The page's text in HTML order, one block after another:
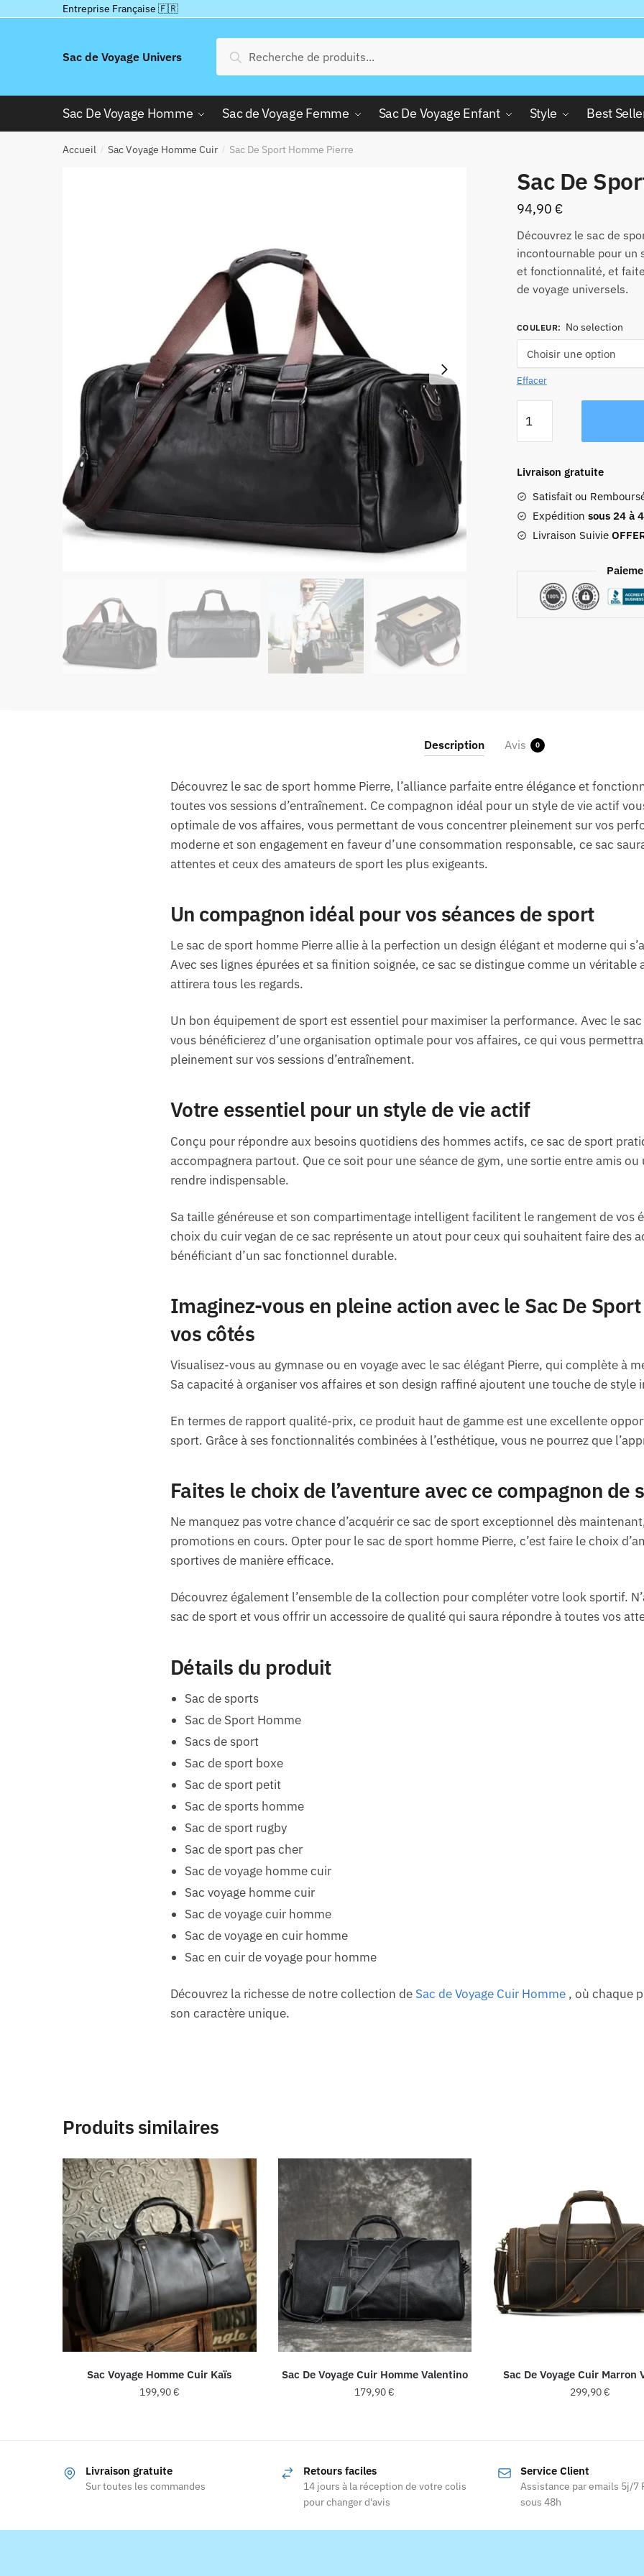
Entreprise Française 🇫🇷
Sac de Voyage Univers
pour :
Recherche
Sac De Voyage Homme Sac de Voyage Femme Sac De Voyage Enfant Style Best
Accueil / Sac Voyage Homme Cuir / Sac De Sport Homme Pierre
Sac De
94,90 €
Découvrez le sac de
incontournable pour un
et fonctionnalité, et
de voyage universels.
COULEUR: No selection
Effacer
de
Sac
Sport
Homme
Pierre
Livraison gratuite
Satisfait ou
Expédition sous 24 à
Livraison Suivie
Description Avis 0
Découvrez le sac de sport homme Pierre, l’alliance parfaite entre élégance et
toutes vos sessions d’entraînement. Ce compagnon idéal pour un style de vie actif
optimale de vos affaires, vous permettant de vous concentrer pleinement sur vos
moderne et son engagement en faveur d’une consommation responsable, ce sac
attentes et ceux des amateurs de sport les plus exigeants.
Un compagnon idéal pour vos séances de sport
Le sac de sport homme Pierre allie à la perfection un design élégant et moderne qui
Avec ses lignes épurées et sa finition soignée, ce sac se distingue comme un véritable
attirera tous les regards.
Un bon équipement de sport est essentiel pour maximiser la performance. Avec le
vous bénéficierez d’une organisation optimale pour vos affaires, ce qui vous
pleinement sur vos sessions d’entraînement.
Votre essentiel pour un style de vie actif
Conçu pour répondre aux besoins quotidiens des hommes actifs, ce sac de sport
accompagnera partout. Que ce soit pour une séance de gym, une sortie entre amis ou
rendre indispensable.
Sa taille généreuse et son compartimentage intelligent facilitent le rangement de vos
choix du cuir vegan de ce sac représente un atout pour ceux qui souhaitent faire des
bénéficiant d’un sac fonctionnel durable.
Imaginez-vous en pleine action avec le Sac De
vos côtés
Visualisez-vous au gymnase ou en voyage avec le sac élégant Pierre, qui complète à
Sa capacité à organiser vos affaires et son design raffiné ajoutent une touche de
En termes de rapport qualité-prix, ce produit haut de gamme est une excellente
sport. Grâce à ses fonctionnalités combinées à l’esthétique, vous ne pourrez que
Faites le choix de l’aventure avec ce compagnon
Ne manquez pas votre chance d’acquérir ce sac de sport exceptionnel dès
promotions en cours. Opter pour le sac de sport homme Pierre, c’est faire le choix
sportives de manière efficace.
Découvrez également l’ensemble de la collection pour compléter votre look sportif.
sac de sport et vous offrir un accessoire de qualité qui saura répondre à toutes vos
Détails du produit
Sac de sports
Sac de Sport Homme
Sacs de sport
Sac de sport boxe
Sac de sport petit
Sac de sports homme
Sac de sport rugby
Sac de sport pas cher
Sac de voyage homme cuir
Sac voyage homme cuir
Sac de voyage cuir homme
Sac de voyage en cuir homme
Sac en cuir de voyage pour homme
Découvrez la richesse de notre collection de Sac de Voyage Cuir Homme , où chaque
son caractère unique.
Produits similaires
Sac Voyage Homme Cuir Kaïs
199,90€
plusieurs
variations.
options
Sac De Voyage Cuir Homme Valentino
179,90€
Sac De Voyage Cuir Marron
299,90€
Livraison gratuite
Sur toutes les commandes
Retours faciles
14 jours à la réception de votre colis
pour changer d'avis
Service Client
Assistance par emails 5j/7
sous 48h